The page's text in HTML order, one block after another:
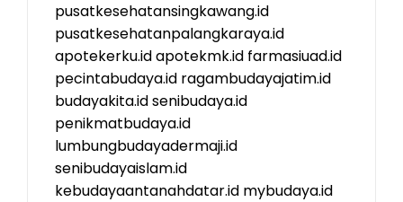
pusatkesehatansingkawang.id
pusatkesehatanpalangkaraya.id
apotekerku.idapotekmk.id farmasiuad.id
pecintabudaya.id ragambudayajatim.id
budayakita.idsenibudaya.id
penikmatbudaya.id
lumbungbudayadermaji.id
senibudayaislam.id
kebudayaantanahdatar.id mybudaya.id